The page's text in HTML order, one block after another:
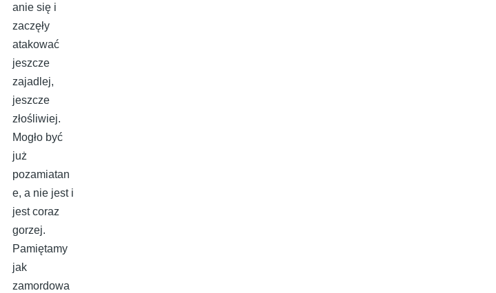
anie się i
zaczęły
atakować
jeszcze
zajadlej,
jeszcze
złośliwiej.
Mogło być
już
pozamiatan
e, a nie jest i
jest coraz
gorzej.
Pamiętamy
jak
zamordowa